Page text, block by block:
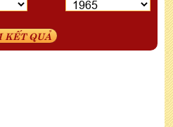
KẾT QUẢ